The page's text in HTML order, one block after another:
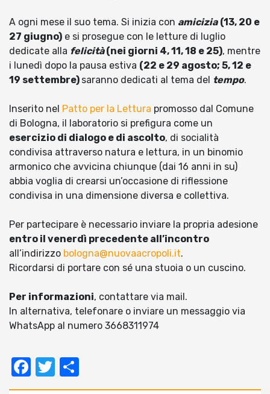
A ogni mese il suo tema. Si inizia con amicizia (13, 20 e
27 giugno) e si prosegue con le letture di luglio
dedicate alla felicità(nei giorni 4, 11, 18 e 25), mentre
i lunedì dopo la pausa estiva (22 e 29 agosto; 5, 12 e
19 settembre) saranno dedicati al tema del tempo.
Inserito nel Patto per la Lettura promosso dal Comune
di Bologna, il laboratorio si prefigura come un
esercizio di dialogo e di ascolto, di socialità
condivisa attraverso natura e lettura, in un binomio
armonico che avvicina chiunque (dai 16 anni in su)
abbia voglia di crearsi un’occasione di riflessione
condivisa in una dimensione diversa e collettiva.
Per partecipare è necessario inviare la propria adesione
entro il venerdì precedente all’incontro
all’indirizzo bologna@nuovaacropoli.it.
Ricordarsi di portare con sé una stuoia o un cuscino.
Per informazioni, contattare via mail.
In alternativa, telefonare o inviare un messaggio via
WhatsApp al numero 3668311974
Facebook
Twitter